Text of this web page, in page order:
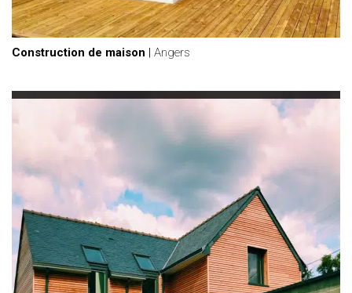
Construction de maison | Angers